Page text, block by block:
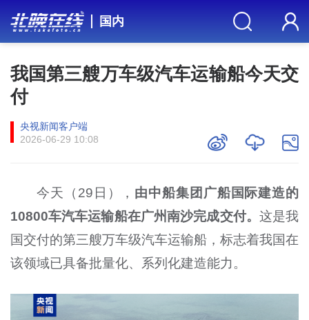
国内
我国第三艘万车级汽车运输船今天交
付
央视新闻客户端
2026-06-29 10:08
今天（29日）， 由中船集团广船国际建造的
10800车汽车运输船在广州南沙完成交付。 这是我
国交付的第三艘万车级汽车运输船，标志着我国在
该领域已具备批量化、系列化建造能力。